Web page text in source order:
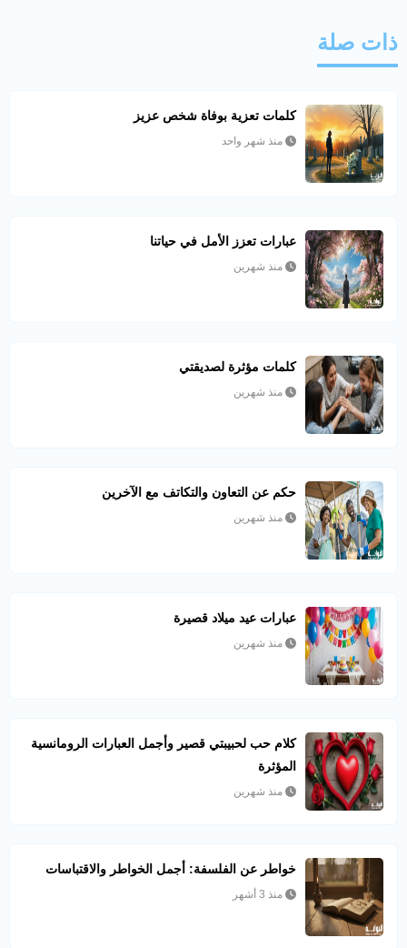
ذات صلة
كلمات تعزية بوفاة شخص عزيز
منذ شهر واحد
عبارات تعزز الأمل في حياتنا
منذ شهرين
كلمات مؤثرة لصديقتي
منذ شهرين
حكم عن التعاون والتكاتف مع الآخرين
منذ شهرين
عبارات عيد ميلاد قصيرة
منذ شهرين
كلام حب لحبيبتي قصير وأجمل العبارات الرومانسية
المؤثرة
منذ شهرين
خواطر عن الفلسفة: أجمل الخواطر والاقتباسات
منذ 3 أشهر